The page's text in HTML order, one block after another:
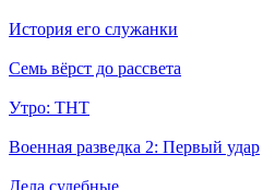
История его служанки
Семь вёрст до рассвета
Утро: ТНТ
Военная разведка 2: Первый удар
Дела судебные